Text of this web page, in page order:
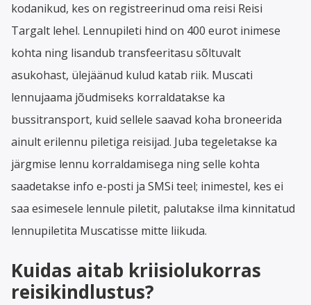
kodanikud, kes on registreerinud oma reisi Reisi
Targalt lehel. Lennupileti hind on 400 eurot inimese
kohta ning lisandub transfeeritasu sõltuvalt
asukohast, ülejäänud kulud katab riik. Muscati
lennujaama jõudmiseks korraldatakse ka
bussitransport, kuid sellele saavad koha broneerida
ainult erilennu piletiga reisijad. Juba tegeletakse ka
järgmise lennu korraldamisega ning selle kohta
saadetakse info e-posti ja SMSi teel; inimestel, kes ei
saa esimesele lennule piletit, palutakse ilma kinnitatud
lennupiletita Muscatisse mitte liikuda.
Kuidas aitab kriisiolukorras
reisikindlustus?